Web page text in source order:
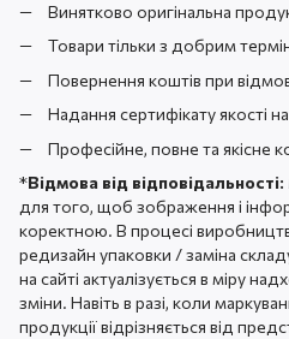
Винятково оригінальна
Товари тільки з добрим
Повернення коштів при
Надання сертифікату якості
Професійне, повне та якісне
*Відмова від відповідальності:
для того, щоб зображення і
коректною. В процесі
редизайн упаковки / заміна
на сайті актуалізується в міру
зміни. Навіть в разі, коли
продукції відрізняється від